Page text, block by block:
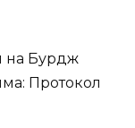
на Бурдж
Протокол